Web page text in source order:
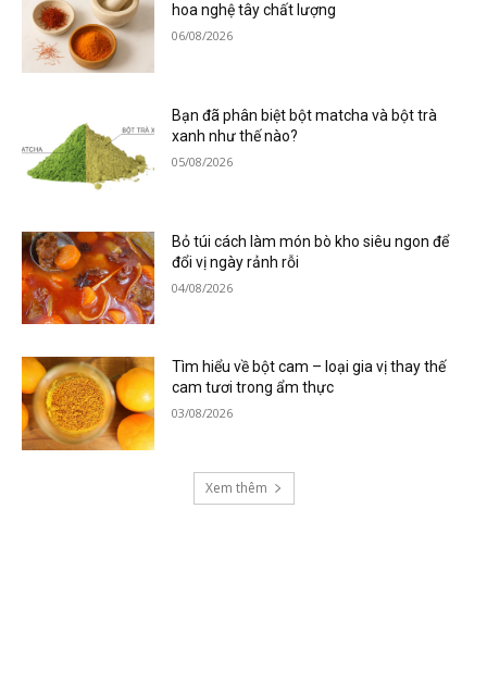
hoa nghệ tây chất lượng
06/08/2026
Bạn đã phân biệt bột matcha và bột trà
xanh như thế nào?
05/08/2026
Bỏ túi cách làm món bò kho siêu ngon để
đổi vị ngày rảnh rỗi
04/08/2026
Tìm hiểu về bột cam – loại gia vị thay thế
cam tươi trong ẩm thực
03/08/2026
Xem thêm